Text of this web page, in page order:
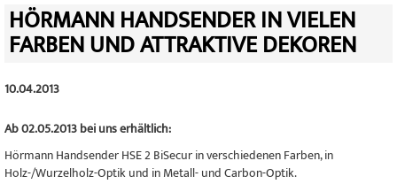
HÖRMANN HANDSENDER IN VIELEN
FARBEN UND ATTRAKTIVE DEKOREN
10.04.2013
Ab 02.05.2013 bei uns erhältlich:
Hörmann Handsender HSE 2 BiSecur in verschiedenen Farben, in
Holz-/Wurzelholz-Optik und in Metall- und Carbon-Optik.